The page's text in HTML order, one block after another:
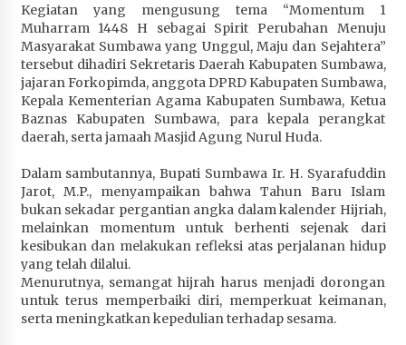
4 minggu ago
Dosen UTS Siap Kembangkan Inovasi Lewat
Pelatihan PDPP 2026 Bali
4 minggu ago
Terapkan “Polantas Menyapa”, Satlantas Polres
Kepolisian yang Profesional
4 minggu ago
Capaian Program Pemerintah Kabupaten
Sumbawa Terus Dirasakan Masyarakat
4 minggu ago
Kegiatan yang mengusung tema “Momentum 1
Muharram 1448 H sebagai Spirit Perubahan Menuju
Masyarakat Sumbawa yang Unggul, Maju dan Sejahtera”
tersebut dihadiri Sekretaris Daerah Kabupaten Sumbawa,
jajaran Forkopimda, anggota DPRD Kabupaten Sumbawa,
Kepala Kementerian Agama Kabupaten Sumbawa, Ketua
Baznas Kabupaten Sumbawa, para kepala perangkat
daerah, serta jamaah Masjid Agung Nurul Huda.
Dalam sambutannya, Bupati Sumbawa Ir. H. Syarafuddin
Jarot, M.P., menyampaikan bahwa Tahun Baru Islam
bukan sekadar pergantian angka dalam kalender Hijriah,
melainkan momentum untuk berhenti sejenak dari
kesibukan dan melakukan refleksi atas perjalanan hidup
yang telah dilalui.
Menurutnya, semangat hijrah harus menjadi dorongan
untuk terus memperbaiki diri, memperkuat keimanan,
serta meningkatkan kepedulian terhadap sesama.